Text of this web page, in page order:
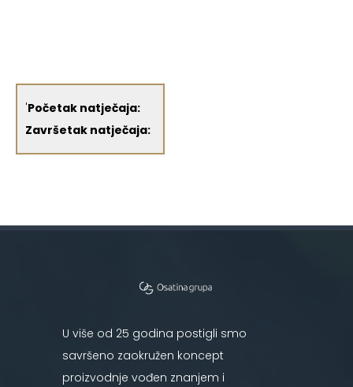
'Početak natječaja:
Završetak natječaja:
U više od 25 godina postigli smo
savršeno zaokružen koncept
proizvodnje vođen znanjem i